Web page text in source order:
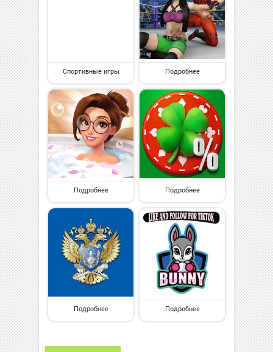
Спортивные игры Подробнее
Подробнее Подробнее
Подробнее Подробнее